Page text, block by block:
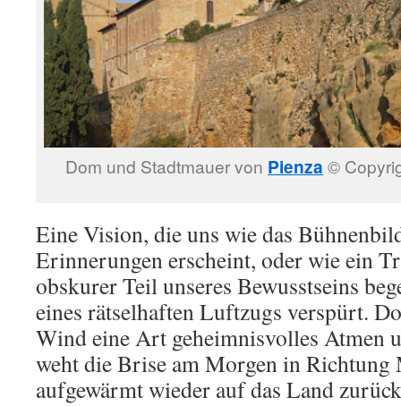
Dom und Stadtmauer von Pienza ©
Eine Vision, die uns wie das
Erinnerungen erscheint, oder wie ein
obskurer Teil unseres Bewusstseins
eines rätselhaften Luftzugs verspürt.
Wind eine Art geheimnisvolles Atmen
weht die Brise am Morgen in Richtung
aufgewärmt wieder auf das Land